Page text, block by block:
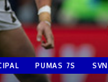
PUMAS 7S